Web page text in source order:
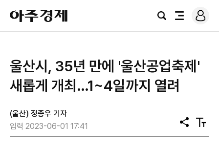
아
주
경
검
전
로
그
울산시, 35년 만에 '울산공업축제'
새롭게 개최…1~4일까지 열려
(울산) 정종우 기자
입력 2023-06-01 17:41
공
유
텍
스